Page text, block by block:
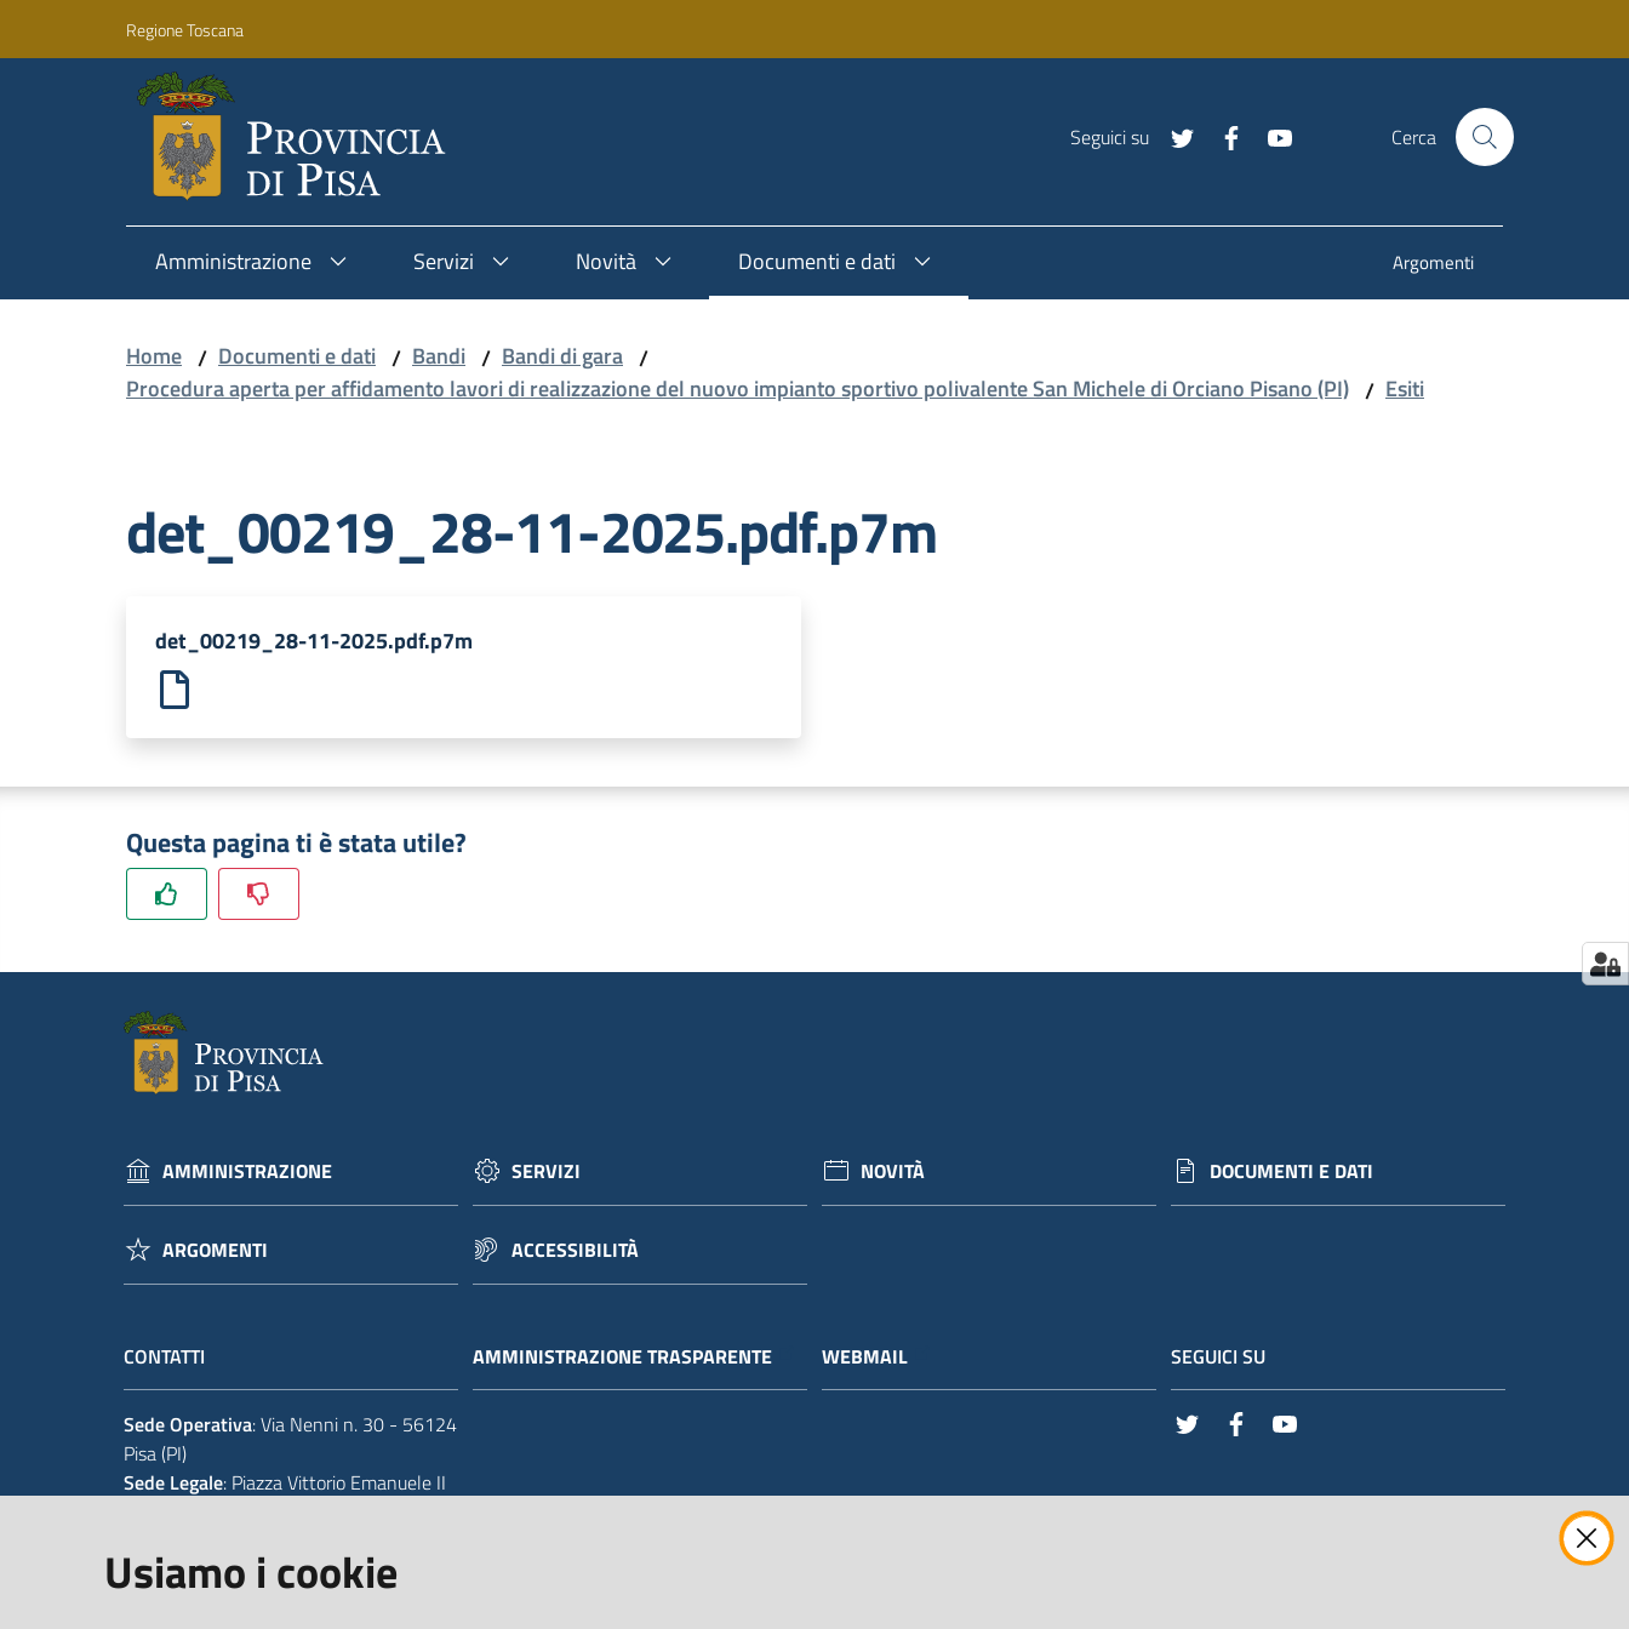
Vai al contenuto
Vai alla navigazione
Regione Toscana
Seguici su Cerca
Amministrazione Servizi Novità Documenti e dati Argomenti
Home / Documenti e dati / Bandi / Bandi di gara /
Procedura aperta per affidamento lavori di realizzazione del nuovo impianto sportivo polivalente San Michele di Orciano Pisano (PI) / Esiti
det_00219_28-11-2025.pdf.p7m
det_00219_28-11-2025.pdf.p7m
Questa pagina ti è stata utile?
AMMINISTRAZIONE SERVIZI NOVITÀ DOCUMENTI E DATI
ARGOMENTI ACCESSIBILITÀ
CONTATTI
Sede Operativa: Via Nenni n. 30 - 56124
Pisa (PI)
Sede Legale: Piazza Vittorio Emanuele II
Tel.+39 050 929111
AMMINISTRAZIONE TRASPARENTE WEBMAIL SEGUICI SU
Twitter Facebook
Usiamo i cookie